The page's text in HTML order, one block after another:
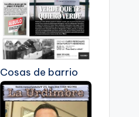
Cosas de barrio